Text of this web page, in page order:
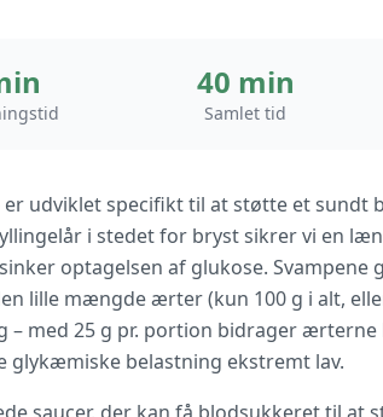
40 min
Samlet tid
udviklet specifikt til at støtte et sundt
i stedet for bryst sikrer vi en
optagelsen af glukose. Svampene
lille mængde ærter (kun 100 g i alt,
med 25 g pr. portion bidrager ærterne
glykæmiske belastning ekstremt lav.